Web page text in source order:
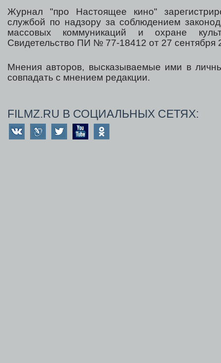
Журнал "про Настоящее кино"
службой по надзору за соблюдением
массовых коммуникаций и охране
Свидетельство ПИ № 77-18412 от 27 сентября
Мнения авторов, высказываемые ими в
совпадать с мнением редакции.
FILMZ.RU В СОЦИАЛЬНЫХ СЕТЯХ: